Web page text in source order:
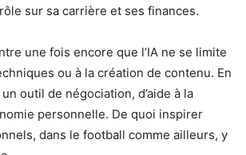
sur sa carrière et ses finances.
une fois encore que l’IA ne se limite
ou à la création de contenu. En
outil de négociation, d’aide à la
personnelle. De quoi inspirer
dans le football comme ailleurs, y